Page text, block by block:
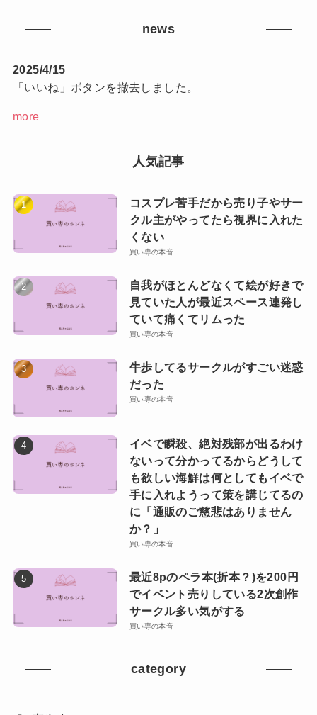
news
2025/4/15
「いいね」ボタンを撤去しました。
more
人気記事
コスプレ苦手だから売り子やサー
クル主がやってたら視界に入れた
くない
買い専の本音
自我がほとんどなくて絵が好きで
見ていた人が最近スペース連発し
ていて痛くてリムった
買い専の本音
牛歩してるサークルがすごい迷惑
だった
買い専の本音
イベで瞬殺、絶対残部が出るわけ
ないって分かってるからどうして
も欲しい海鮮は何としてもイベで
手に入れようって策を講じてるの
に「通販のご慈悲はありません
か？」
買い専の本音
最近8pのペラ本(折本？)を200円
でイベント売りしている2次創作
サークル多い気がする
買い専の本音
category